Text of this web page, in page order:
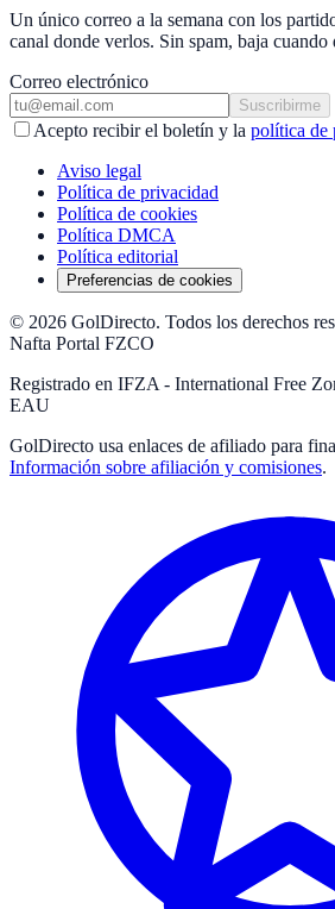
Un único correo a la semana con los
canal donde verlos. Sin spam, baja cuando
Correo electrónico
Suscribirme
Acepto recibir el boletín y la política de
Aviso legal
Política de privacidad
Política de cookies
Política DMCA
Política editorial
Preferencias de cookies
© 2026 GolDirecto. Todos los derechos
Nafta Portal FZCO
Registrado en IFZA - International Free
EAU
GolDirecto usa enlaces de afiliado para
Información sobre afiliación y comisiones.